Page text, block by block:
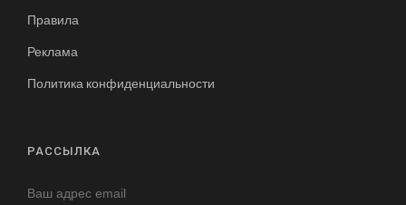
Правила
Реклама
Политика конфиденциальности
РАССЫЛКА